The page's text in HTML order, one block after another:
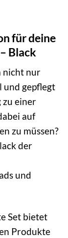
für deine
Black
nicht nur
und gepflegt
zu einer
auf
zu müssen?
der
und
Set bietet
Produkte